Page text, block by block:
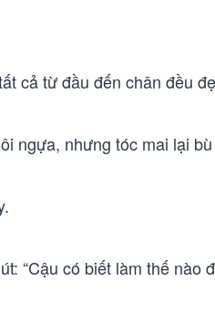
cả từ đầu đến chân đều
ngựa, nhưng tóc mai lại
“Cậu có biết làm thế nào